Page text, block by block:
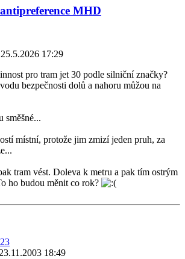
MHD
25.5.2026 17:29
pro tram jet 30 podle silniční značky?
bezpečnosti dolů a nahoru můžou na
směšné...
místní, protože jim zmizí jeden pruh, za
tram vést. Doleva k metru a pak tím ostrým
ho budou měnit co rok?
23.11.2003 18:49